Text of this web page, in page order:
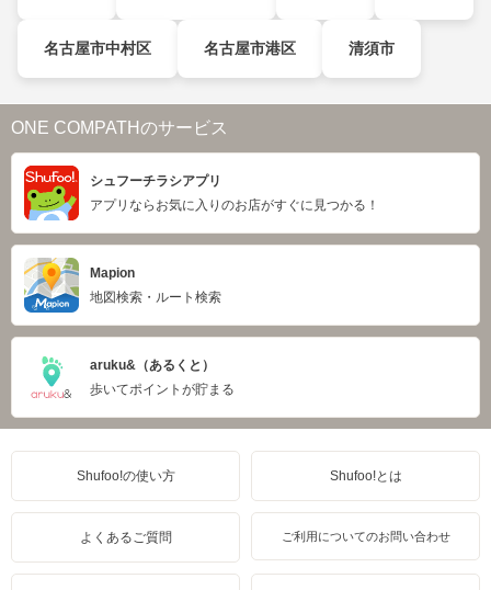
名古屋市中村区 名古屋市港区 清須市
ONE COMPATHのサービス
シュフーチラシアプリ
アプリならお気に入りのお店がすぐに見つかる！
Mapion
地図検索・ルート検索
aruku&（あるくと）
歩いてポイントが貯まる
Shufoo!の使い方 Shufoo!とは
よくあるご質問 ご利用についてのお問い合わせ